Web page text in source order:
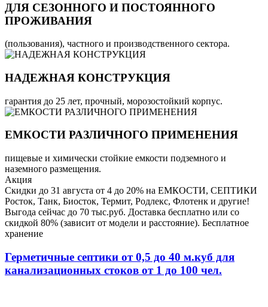
ДЛЯ СЕЗОННОГО И ПОСТОЯННОГО
ПРОЖИВАНИЯ
(пользования), частного и производственного сектора.
НАДЕЖНАЯ КОНСТРУКЦИЯ
гарантия до 25 лет, прочный, морозостойкий корпус.
ЕМКОСТИ РАЗЛИЧНОГО ПРИМЕНЕНИЯ
пищевые и химически стойкие емкости подземного и
наземного размещения.
Акция
Скидки до 31 августа от 4 до 20% на ЕМКОСТИ, СЕПТИКИ
Росток, Танк, Биосток, Термит, Родлекс, Флотенк и другие!
Выгода сейчас до 70 тыс.руб. Доставка бесплатно или со
скидкой 80% (зависит от модели и расстояние). Бесплатное
хранение
Герметичные септики от 0,5 до 40 м.куб для
канализационных стоков от 1 до 100 чел.